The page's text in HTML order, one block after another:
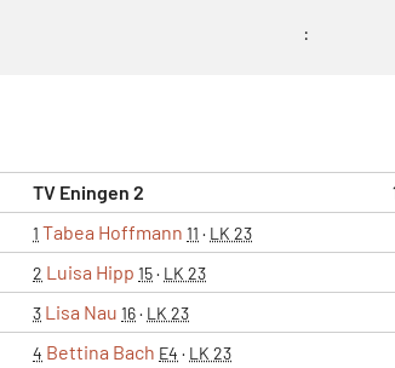
:
TV Eningen 2
1 Tabea Hoffmann 11 · LK 23
2 Luisa Hipp 15· LK 23
3 Lisa Nau 16· LK 23
4 Bettina Bach E4 · LK 23